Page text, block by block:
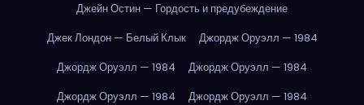
Джейн Остин — Гордость и предубеждение
Джек Лондон — Белый Клык
Джордж Оруэлл — 1984
Джордж Оруэлл — 1984
Джордж Оруэлл — 1984
Джордж Оруэлл — 1984
Джордж Оруэлл — 1984